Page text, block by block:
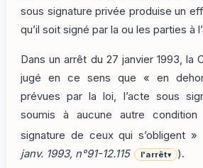
sous signature privée produise un
qu’il soit signé par la ou les parties à
Dans un arrêt du 27 janvier 1993, la
jugé en ce sens que « en
prévues par la loi, l’acte sous
soumis à aucune autre
signature de ceux qui s’obligent »
janv. 1993, n°91-12.115
l'arrêt▾ ).